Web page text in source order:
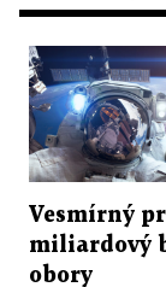
Vesmírný
miliardový
obory